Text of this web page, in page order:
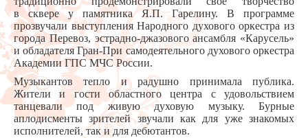
в сквере у памятника Я.П. Гарелину. В программе
прозвучали выступления Народного духового оркестра из
города Перевоз, эстрадно-джазового ансамбля «Карусель»
и обладателя Гран-При самодеятельного духового оркестра
Академии ГПС МЧС России.
Музыкантов тепло и радушно принимала публика.
Жители и гости областного центра с удовольствием
танцевали под живую духовую музыку. Бурные
аплодисменты зрителей звучали как для уже знакомых
исполнителей, так и для дебютантов.